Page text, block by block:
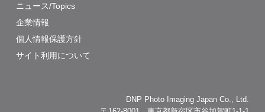
ニュース/Topics
企業情報
個人情報保護方針
サイト利用について
DNP Photo Imaging Japan Co., Ltd.